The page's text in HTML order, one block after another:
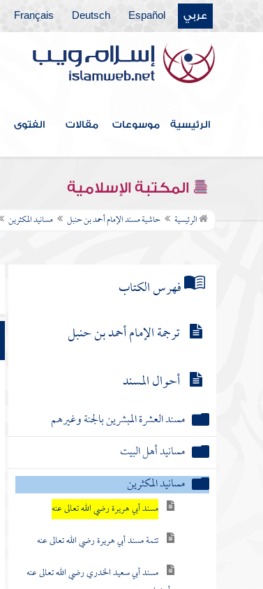
عربي Español
Deutsch
Français
الرئيسية موسوعات مقالات الفتوى
المكتبة الإسلامية
الرئيسية حاشية مسند الإمام أحمد بن حنبل مسانيد المكثرين
فهرس الكتاب
ترجمة الإمام أحمد بن حنبل
أحوال المسند
مسند العشرة المبشرين بالجنة وغيرهم
مسانيد أهل البيت
مسانيد المكثرين
مسند أبي هريرة رضي الله تعالى عنه
تتمة مسند أبي هريرة رضي الله تعالى عنه
مسند أبي سعيد الخدري رضي الله تعالى عنه